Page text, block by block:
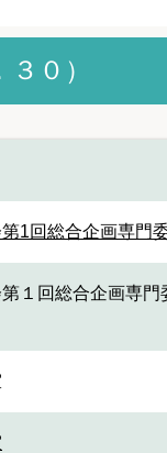
０）
1回総合企画専門
１回総合企画専門